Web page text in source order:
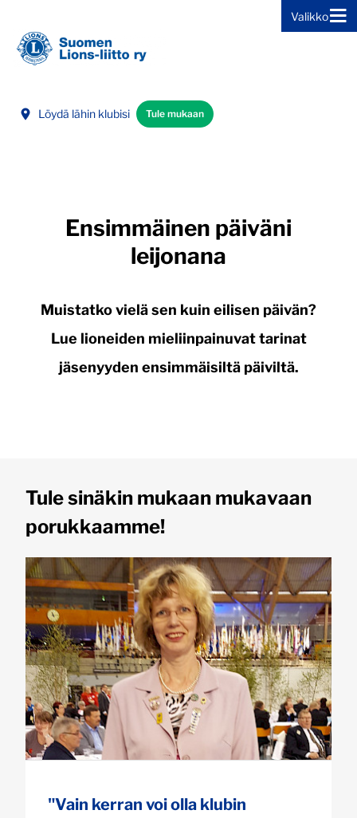
Valikko
Löydä lähin klubisi Tule mukaan
Ensimmäinen päiväni
leijonana
Muistatko vielä sen kuin eilisen päivän?
Lue lioneiden mieliinpainuvat tarinat
jäsenyyden ensimmäisiltä päiviltä.
Tule sinäkin mukaan mukavaan
porukkaamme!
"Vain kerran voi olla klubin